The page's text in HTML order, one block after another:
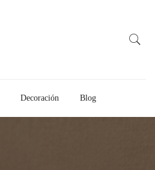
Decoración Blog